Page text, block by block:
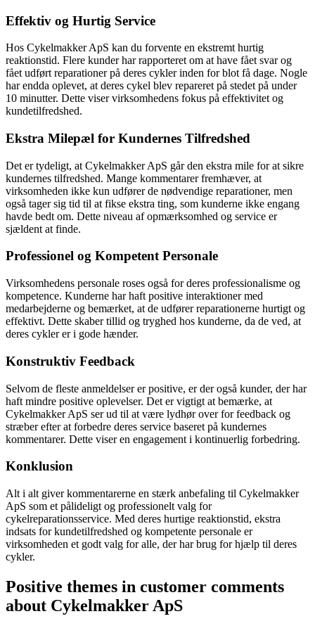
Effektiv og Hurtig Service
Hos Cykelmakker ApS kan du forvente en ekstremt hurtig
reaktionstid. Flere kunder har rapporteret om at have fået svar og
fået udført reparationer på deres cykler inden for blot få dage. Nogle
har endda oplevet, at deres cykel blev repareret på stedet på under
10 minutter. Dette viser virksomhedens fokus på effektivitet og
kundetilfredshed.
Ekstra Milepæl for Kundernes Tilfredshed
Det er tydeligt, at Cykelmakker ApS går den ekstra mile for at sikre
kundernes tilfredshed. Mange kommentarer fremhæver, at
virksomheden ikke kun udfører de nødvendige reparationer, men
også tager sig tid til at fikse ekstra ting, som kunderne ikke engang
havde bedt om. Dette niveau af opmærksomhed og service er
sjældent at finde.
Professionel og Kompetent Personale
Virksomhedens personale roses også for deres professionalisme og
kompetence. Kunderne har haft positive interaktioner med
medarbejderne og bemærket, at de udfører reparationerne hurtigt og
effektivt. Dette skaber tillid og tryghed hos kunderne, da de ved, at
deres cykler er i gode hænder.
Konstruktiv Feedback
Selvom de fleste anmeldelser er positive, er der også kunder, der har
haft mindre positive oplevelser. Det er vigtigt at bemærke, at
Cykelmakker ApS ser ud til at være lydhør over for feedback og
stræber efter at forbedre deres service baseret på kundernes
kommentarer. Dette viser en engagement i kontinuerlig forbedring.
Konklusion
Alt i alt giver kommentarerne en stærk anbefaling til Cykelmakker
ApS som et pålideligt og professionelt valg for
cykelreparationsservice. Med deres hurtige reaktionstid, ekstra
indsats for kundetilfredshed og kompetente personale er
virksomheden et godt valg for alle, der har brug for hjælp til deres
cykler.
Positive themes in customer comments
about Cykelmakker ApS